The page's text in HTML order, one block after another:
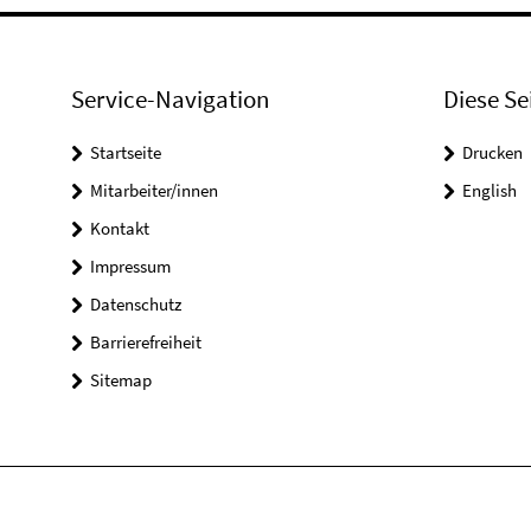
Service-Navigation
Startseite
Mitarbeiter/innen
Kontakt
Impressum
Datenschutz
Barrierefreiheit
Sitemap
Diese
Drucken
English